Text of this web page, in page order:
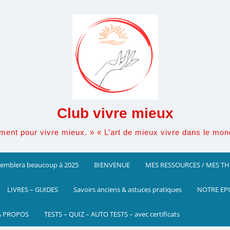
Club vivre mieux
pour vivre mieux. » « L’art de mieux vivre dans le
beaucoup à 2025 BIENVENUE MES RESSOURCES / MES
LIVRES – GUIDES Savoirs anciens & astuces pratiques NOTRE
PROPOS TESTS – QUIZ – AUTO TESTS – avec certificats